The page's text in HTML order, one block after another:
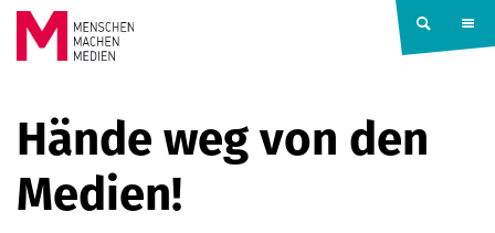
Springe zum Inhalt
MACHEN
MEDIEN
Hände weg von den
Medien!